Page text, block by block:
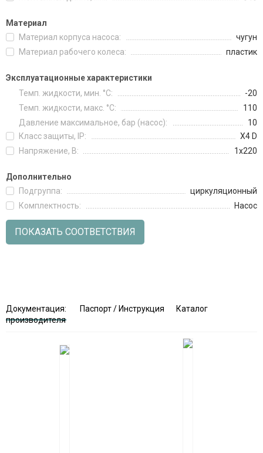
Материал
Материал корпуса насоса:
чугун
Материал рабочего колеса:
пластик
Эксплуатационные характеристики
Темп. жидкости, мин. °C:
-20
Темп. жидкости, макс. °C:
110
Давление максимальное, бар (насос):
10
Класс защиты, IP:
X4 D
Напряжение, В:
1х220
Дополнительно
Подгруппа:
циркуляционный
Комплектность:
Насос
ПОКАЗАТЬ СООТВЕТСТВИЯ
Документация: Паспорт / Инструкция
Каталог
производителя